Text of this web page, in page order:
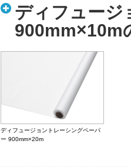
ディフュージ
900mm×10m
ディフュージョントレーシングペーパ
ー 900mm×20m